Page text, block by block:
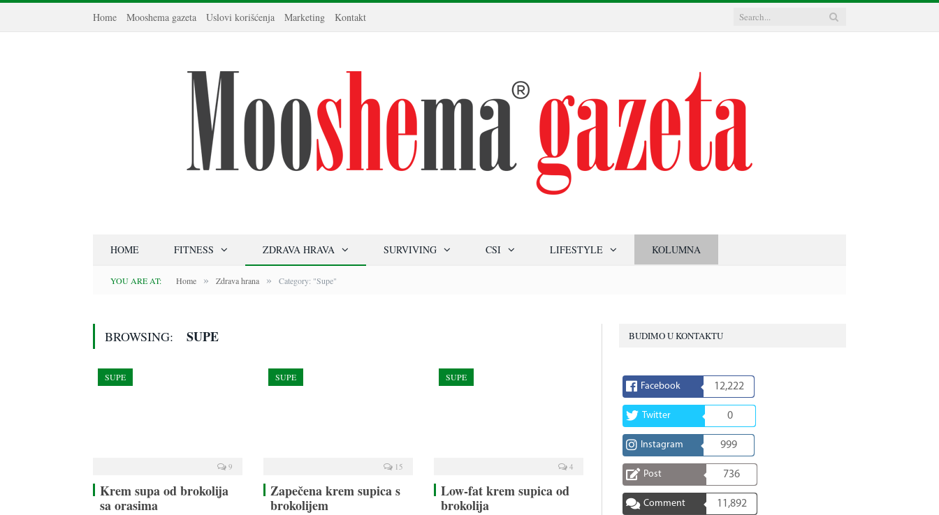
Home Mooshema gazeta Uslovi korišćenja Marketing Kontakt
HOME FITNESS ZDRAVA HRAVA SURVIVING CSI LIFESTYLE KOLUMNA
YOU ARE AT: Home » Zdrava hrana » Category: "Supe"
BROWSING: SUPE
SUPE
9
Krem supa od brokolija
sa orasima
SUPE
15
Zapečena krem supica s
brokolijem
SUPE
4
Low-fat krem supica od
brokolija
BUDIMO U KONTAKTU
Facebook 12,222
Twitter 0
Instagram 999
Post 736
Comment 11,892